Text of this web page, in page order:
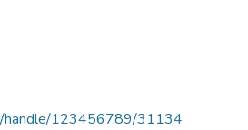
handle/123456789/31134